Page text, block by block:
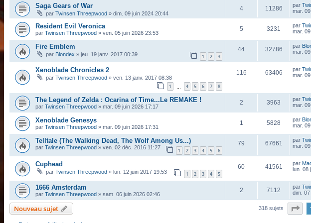
Saga Gears of War
par Twinsen Threepwood » dim. 09 juin 2024 20:44
4 11286 par
mar.
Resident Evil Veronica
par Twinsen Threepwood » ven. 05 juin 2026 23:53
5 3231 par
mar.
Fire Emblem
par Blondex » jeu. 19 janv. 2017 00:39 1 2 3
44 32786 par
mar.
Xenoblade Chronicles 2
par Twinsen Threepwood » ven. 13 janv. 2017 08:38
1 4 5 6 7 8
116 63406 par
mar.
The Legend of Zelda : Ocarina of Time...Le REMAKE !
par Twinsen Threepwood » mar. 09 juin 2026 17:17
2 3963 par
mar.
Xenoblade Genesys
par Twinsen Threepwood » mar. 09 juin 2026 17:31
1 5828 par
mar.
Telltale (The Walking Dead, The Wolf Among Us...)
par Twinsen Threepwood » ven. 02 déc. 2016 11:27 1 2 3 4 5 6
79 67661 par
mar.
Cuphead
par Twinsen Threepwood » lun. 12 juin 2017 19:53 1 2 3 4 5
60 41561 par
lun. 08
1666 Amsterdam
par Twinsen Threepwood » sam. 06 juin 2026 02:46
2 7112 par
dim.
Nouveau sujet 318 sujets